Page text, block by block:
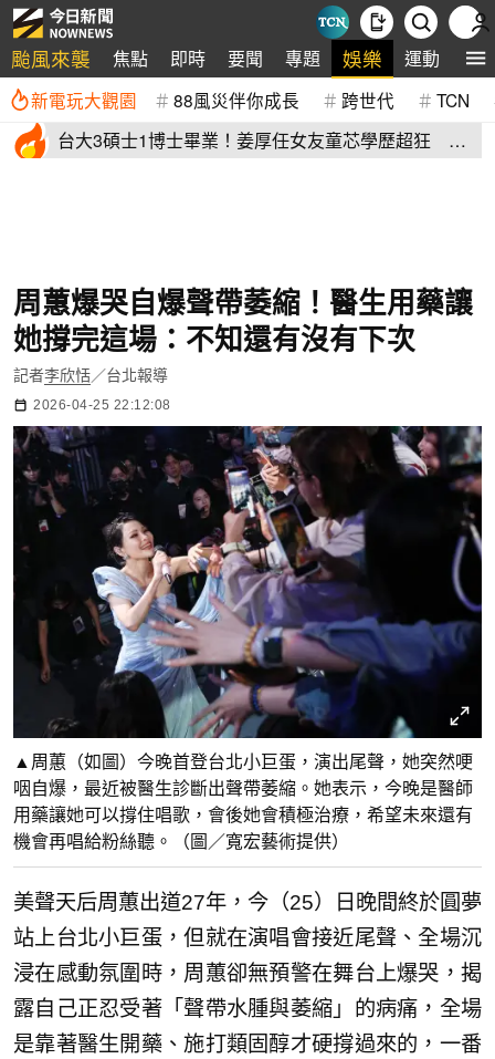
颱風來襲 焦點 即時 要聞 專題 娛樂 運動 全
新電玩大觀園 88風災伴你成長 跨世代 TCN
台大3碩士1博士畢業！姜厚任女友童芯學歷超狂 他
周蕙爆哭自爆聲帶萎縮！醫生用藥讓
她撐完這場：不知還有沒有下次
記者李欣恬／台北報導
2026-04-25 22:12:08
▲周蕙（如圖）今晚首登台北小巨蛋，演出尾聲，她突然哽
咽自爆，最近被醫生診斷出聲帶萎縮。她表示，今晚是醫師
用藥讓她可以撐住唱歌，會後她會積極治療，希望未來還有
機會再唱給粉絲聽。（圖／寬宏藝術提供）
美聲天后周蕙出道27年，今（25）日晚間終於圓夢
站上台北小巨蛋，但就在演唱會接近尾聲、全場沉
浸在感動氛圍時，周蕙卻無預警在舞台上爆哭，揭
露自己正忍受著「聲帶水腫與萎縮」的病痛，全場
是靠著醫生開藥、施打類固醇才硬撐過來的，一番